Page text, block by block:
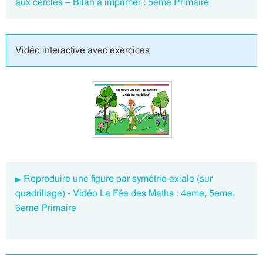
Vidéo interactive avec exercices
Reproduire une figure par symétrie axiale (sur
quadrillage) - Vidéo La Fée des Maths : 4eme, 5eme,
6eme Primaire